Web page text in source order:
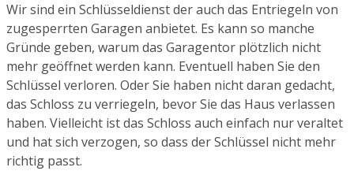
Wir sind ein Schlüsseldienst der auch das Entriegeln von
zugesperrten Garagen anbietet. Es kann so manche
Gründe geben, warum das Garagentor plötzlich nicht
mehr geöffnet werden kann. Eventuell haben Sie den
Schlüssel verloren. Oder Sie haben nicht daran gedacht,
das Schloss zu verriegeln, bevor Sie das Haus verlassen
haben. Vielleicht ist das Schloss auch einfach nur veraltet
und hat sich verzogen, so dass der Schlüssel nicht mehr
richtig passt.